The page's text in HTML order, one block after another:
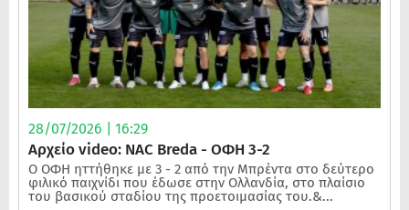
28/07/2026 | 16:29
Αρχείο video: NAC Breda - ΟΦΗ 3-2
Ο ΟΦΗ ηττήθηκε με 3 - 2 από την Μπρέντα στο δεύτερο
φιλικό παιχνίδι που έδωσε στην Ολλανδία, στο πλαίσιο
του βασικού σταδίου της προετοιμασίας του.&...